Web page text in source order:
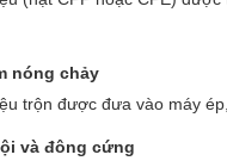
nóng chảy
trộn được đưa vào máy
và đông cứng